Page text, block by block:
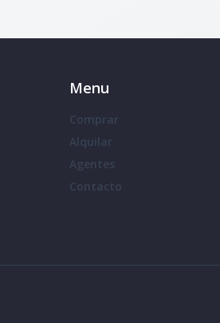
Menu
Comprar
Alquilar
Agentes
Contacto